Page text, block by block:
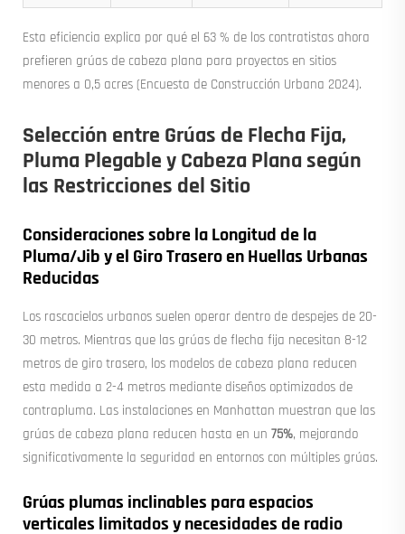
Esta eficiencia explica por qué el 63 % de los contratistas ahora
prefieren grúas de cabeza plana para proyectos en sitios
menores a 0,5 acres (Encuesta de Construcción Urbana 2024).
Selección entre Grúas de Flecha Fija,
Pluma Plegable y Cabeza Plana según
las Restricciones del Sitio
Consideraciones sobre la Longitud de la
Pluma/Jib y el Giro Trasero en Huellas Urbanas
Reducidas
Los rascacielos urbanos suelen operar dentro de despejes de 20-
30 metros. Mientras que las grúas de flecha fija necesitan 8-12
metros de giro trasero, los modelos de cabeza plana reducen
esta medida a 2-4 metros mediante diseños optimizados de
contrapluma. Las instalaciones en Manhattan muestran que las
grúas de cabeza plana reducen hasta en un 75%, mejorando
significativamente la seguridad en entornos con múltiples grúas.
Grúas plumas inclinables para espacios
verticales limitados y necesidades de radio